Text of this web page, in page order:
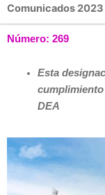
Comunicados 2023
Número: 269
Esta
DEA